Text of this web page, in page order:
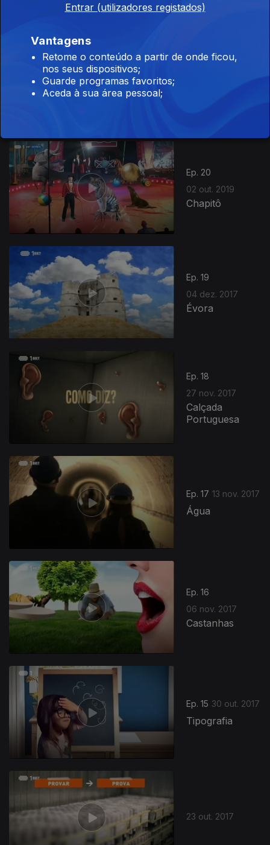
Ep. 20
02 out. 2019
Chapitô
Ep. 19
04 dez. 2017
Évora
Ep. 18
27 nov. 2017
Calçada
Portuguesa
Ep. 17 13 nov. 2017
Água
Ep. 16
06 nov. 2017
Castanhas
Ep. 15 30 out. 2017
Tipografia
23 out. 2017
Entrar (utilizadores registados)
Vantagens
Retome o conteúdo a partir de onde ficou,
nos seus dispositivos;
Guarde programas favoritos;
Aceda à sua área pessoal;